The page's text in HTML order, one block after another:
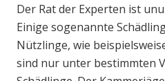
Der Rat der Experten ist
Einige sogenannte
Nützlinge, wie
sind nur unter bestimmten